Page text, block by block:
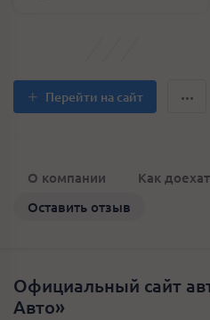
Перейти на сайт
О компании Как
Оставить отзыв
Официальный сайт
Авто»